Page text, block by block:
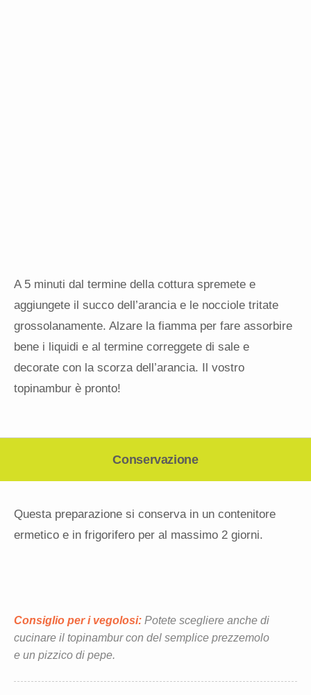
A 5 minuti dal termine della cottura spremete e
aggiungete il succo dell’arancia e le nocciole tritate
grossolanamente. Alzare la fiamma per fare assorbire
bene i liquidi e al termine correggete di sale e
decorate con la scorza dell’arancia. Il vostro
topinambur è pronto!
Conservazione
Questa preparazione si conserva in un contenitore
ermetico e in frigorifero per al massimo 2 giorni.
Consiglio per i vegolosi: Potete scegliere anche di
cucinare il topinambur con del semplice prezzemolo
e un pizzico di pepe.